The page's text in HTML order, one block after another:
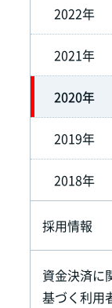
2022年
2021年
2020年
2019年
2018年
採用情報
資金決済に
基づく利用